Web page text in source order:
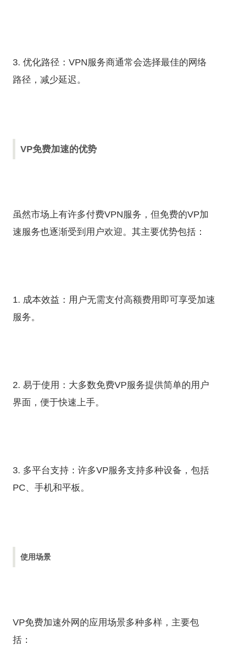
3. 优化路径：VPN服务商通常会选择最佳的网络
路径，减少延迟。
VP免费加速的优势
虽然市场上有许多付费VPN服务，但免费的VP加
速服务也逐渐受到用户欢迎。其主要优势包括：
1. 成本效益：用户无需支付高额费用即可享受加速
服务。
2. 易于使用：大多数免费VP服务提供简单的用户
界面，便于快速上手。
3. 多平台支持：许多VP服务支持多种设备，包括
PC、手机和平板。
使用场景
VP免费加速外网的应用场景多种多样，主要包
括：